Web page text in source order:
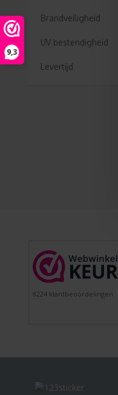
9,3
Brandveiligheid
UV bestendigheid
Levertijd
8224 klantbeoordelingen